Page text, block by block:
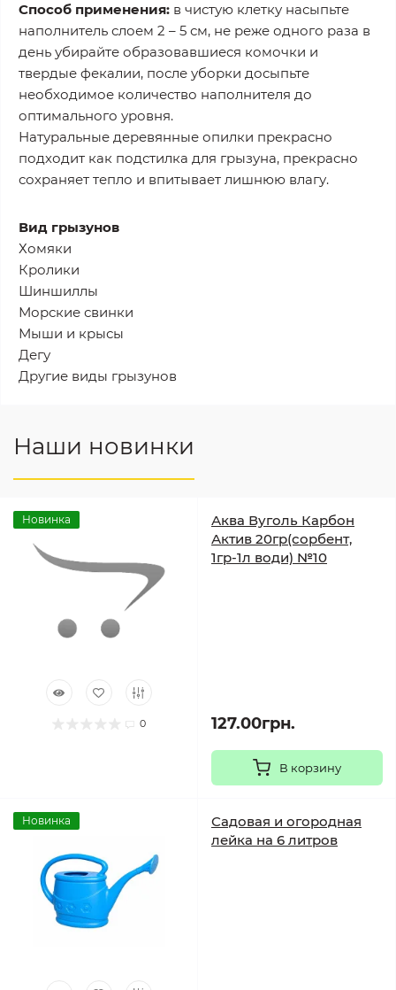
Способ применения: в чистую клетку насыпьте
наполнитель слоем 2 – 5 см, не реже одного раза в
день убирайте образовавшиеся комочки и
твердые фекалии, после уборки досыпьте
необходимое количество наполнителя до
оптимального уровня.
Натуральные деревянные опилки прекрасно
подходит как подстилка для грызуна, прекрасно
сохраняет тепло и впитывает лишнюю влагу.
Вид грызунов
Хомяки
Кролики
Шиншиллы
Морские свинки
Мыши и крысы
Дегу
Другие виды грызунов
Наши новинки
Новинка
0
Аква Вуголь Карбон
Актив 20гр(сорбент,
1гр-1л води) №10
127.00грн.
В корзину
Новинка
Садовая и огородная
лейка на 6 литров